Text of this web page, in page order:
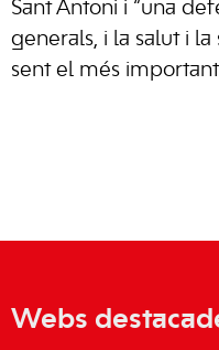
Sant Antoni i “una
generals, i la salut i
sent el més
Webs